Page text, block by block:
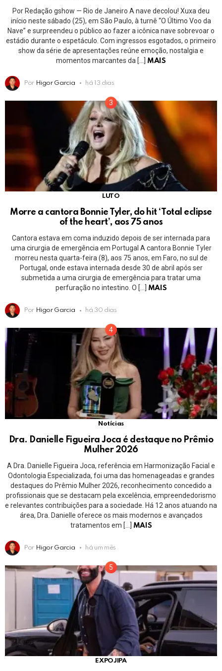
Por Redação gshow — Rio de Janeiro A nave decolou! Xuxa deu
início neste sábado (25), em São Paulo, à turnê “O Último Voo da
Nave” e surpreendeu o público ao fazer a icônica nave sobrevoar o
estádio durante o espetáculo. Com ingressos esgotados, o primeiro
show da série de apresentações reúne emoção, nostalgia e
momentos marcantes da […]
MAIS
Por Higor Garcia há 13 dias
LUTO
Morre a cantora Bonnie Tyler, do hit ‘Total eclipse
of the heart’, aos 75 anos
Cantora estava em coma induzido depois de ser internada para
uma cirurgia de emergência em Portugal A cantora Bonnie Tyler
morreu nesta quarta-feira (8), aos 75 anos, em Faro, no sul de
Portugal, onde estava internada desde 30 de abril após ser
submetida a uma cirurgia de emergência para tratar uma
perfuração no intestino. O […]
MAIS
Por Higor Garcia há 30 dias
Notícias
Dra. Danielle Figueira Joca é destaque no Prêmio
Mulher 2026
A Dra. Danielle Figueira Joca, referência em Harmonização Facial e
Odontologia Especializada, foi uma das homenageadas e grandes
destaques do Prêmio Mulher 2026, reconhecimento concedido a
profissionais que se destacam pela excelência, empreendedorismo
e relevantes contribuições para a sociedade. Há 12 anos atuando na
área, Dra. Danielle oferece os mais modernos e avançados
tratamentos em […] MAIS
Por Higor Garcia há um mês
EXPOJIPA